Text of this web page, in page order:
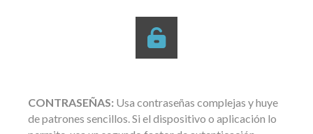
CONTRASEÑAS: Usa contraseñas complejas y huye
de patrones sencillos. Si el dispositivo o aplicación lo